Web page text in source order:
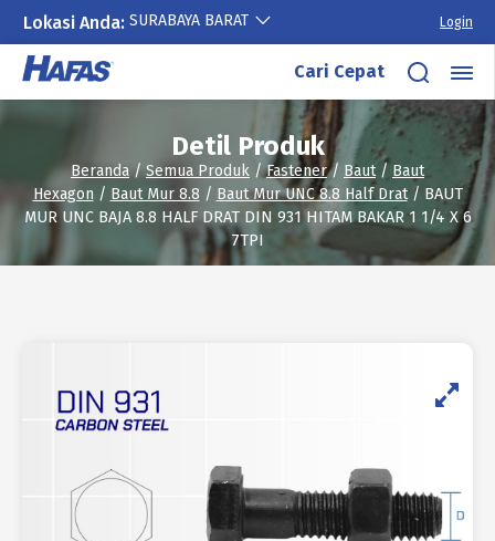
Lokasi Anda: SURABAYA BARAT Login
Lewati
konten
Cari Cepat
Detil Produk
Beranda/ Semua Produk /Fastener/ Baut/ Baut
Hexagon / Baut Mur 8.8 / Baut Mur UNC 8.8 Half Drat/ BAUT
MUR UNC BAJA 8.8 HALF DRAT DIN 931 HITAM BAKAR 1 1/4 X 6
7TPI